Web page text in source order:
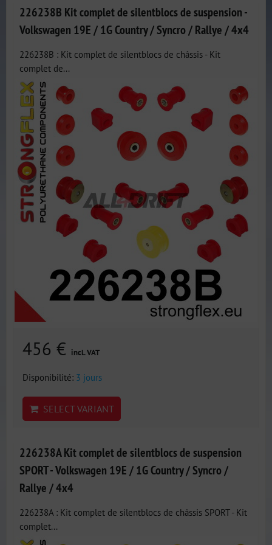
226238B Kit complet de silentblocs de suspension -
Volkswagen 19E / 1G Country / Syncro / Rallye / 4x4
226238B : Kit complet de silentblocs de châssis - Kit
complet de...
456 € incl. VAT
Disponibilité: 3 jours
SELECT VARIANT
226238A Kit complet de silentblocs de suspension
SPORT - Volkswagen 19E / 1G Country / Syncro /
Rallye / 4x4
226238A : Kit complet de silentblocs de châssis SPORT - Kit
complet...